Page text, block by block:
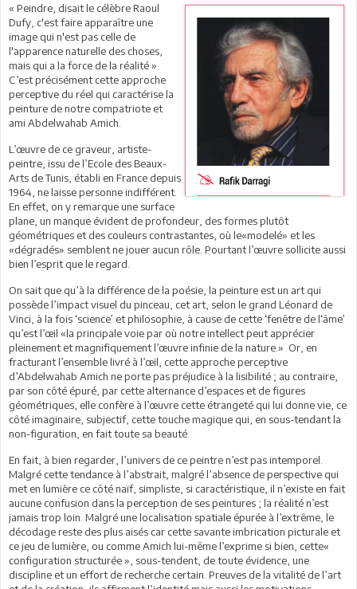
« Peindre, disait le célèbre Raoul
Dufy, c'est faire apparaître une
image qui n'est pas celle de
l'apparence naturelle des choses,
mais qui a la force de la réalité ».
C’est précisément cette approche
perceptive du réel qui caractérise la
peinture de notre compatriote et
ami Abdelwahab Amich.
L’œuvre de ce graveur, artiste-
peintre, issu de l’Ecole des Beaux-
Arts de Tunis, établi en France depuis
1964, ne laisse personne indifférent.
En effet, on y remarque une surface
plane, un manque évident de profondeur, des formes plutôt
géométriques et des couleurs contrastantes, où le«modelé» et les
«dégradés» semblent ne jouer aucun rôle. Pourtant l’œuvre sollicite aussi
bien l’esprit que le regard.
On sait que qu’à la différence de la poésie, la peinture est un art qui
possède l’impact visuel du pinceau, cet art, selon le grand Léonard de
Vinci, à la fois ‘science’ et philosophie, à cause de cette ‘fenêtre de l‘âme’
qu’est l’œil «la principale voie par où notre intellect peut apprécier
pleinement et magnifiquement l’œuvre infinie de la nature.» Or, en
fracturant l’ensemble livré à l’œil, cette approche perceptive
d’Abdelwahab Amich ne porte pas préjudice à la lisibilité ; au contraire,
par son côté épuré, par cette alternance d’espaces et de figures
géométriques, elle confère à l’œuvre cette étrangeté qui lui donne vie, ce
côté imaginaire, subjectif, cette touche magique qui, en sous-tendant la
non-figuration, en fait toute sa beauté.
En fait, à bien regarder, l’univers de ce peintre n’est pas intemporel.
Malgré cette tendance à l’abstrait, malgré l’absence de perspective qui
met en lumière ce côté naïf, simpliste, si caractéristique, il n’existe en fait
aucune confusion dans la perception de ses peintures ; la réalité n’est
jamais trop loin. Malgré une localisation spatiale épurée à l’extrême, le
décodage reste des plus aisés car cette savante imbrication picturale et
ce jeu de lumière, ou comme Amich lui-même l’exprime si bien, cette«
configuration structurée », sous-tendent, de toute évidence, une
discipline et un effort de recherche certain. Preuves de la vitalité de l’art